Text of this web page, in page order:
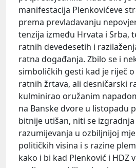
manifestacija Plenkovićeve
prema prevladavanju
tenzija između Hrvata i Srba,
ratnih devedesetih i
ratna događanja. Zbilo se i
simboličkih gesti kad je riječ
ratnih žrtava, ali desničarski
kulminirao oružanim
na Banske dvore u listopadu
bitnije utišan, niti se
razumijevanja u ozbiljnijoj
političkih visina i s razine
kako i bi kad Plenković i HDZ